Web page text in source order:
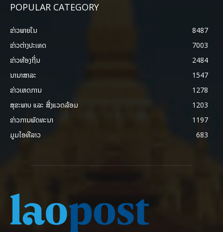
POPULAR CATEGORY
ຂ່າວພາຍ​ໃນ
8487
ຂ່າວຕ່າງປະເທດ
7003
ຂ່າວທ້ອງຖິ່ນ
2484
ນານາສາລະ
1547
ຂ່າວເຫດການ
1278
ສຸຂະພາບ ແລະ ສີ່ງແວດລ້ອມ
1203
ຂ່າວການພັດທະນາ
1197
ມູມໄອທີລາວ
683